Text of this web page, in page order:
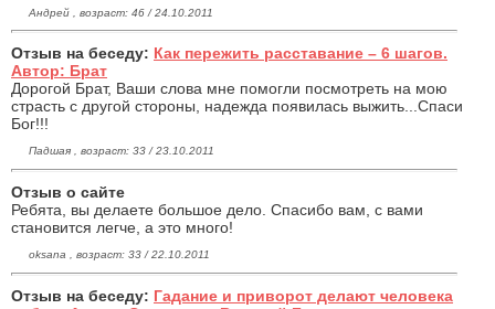
Андрей , возраст: 46 / 24.10.2011
Отзыв на беседу: Как пережить расставание – 6 шагов.
Автор: Брат
Дорогой Брат, Ваши слова мне помогли посмотреть на мою
страсть с другой стороны, надежда появилась выжить...Спаси
Бог!!!
Падшая , возраст: 33 / 23.10.2011
Отзыв о сайте
Ребята, вы делаете большое дело. Спасибо вам, с вами
становится легче, а это много!
oksana , возраст: 33 / 22.10.2011
Отзыв на беседу: Гадание и приворот делают человека